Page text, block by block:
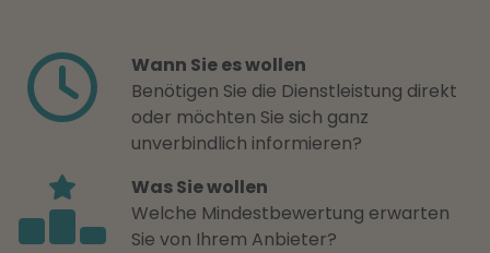
Wann Sie es wollen
Benötigen Sie die Dienstleistung direkt
oder möchten Sie sich ganz
unverbindlich informieren?
Was Sie wollen
Welche Mindestbewertung erwarten
Sie von Ihrem Anbieter?